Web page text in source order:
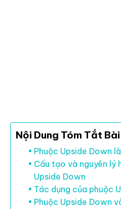
Nội Dung Tóm Tắt
Phuộc Upside Down
Cấu tạo và nguyên lý
Upside Down
Tác dụng của phuộc
Phuộc Upside Down